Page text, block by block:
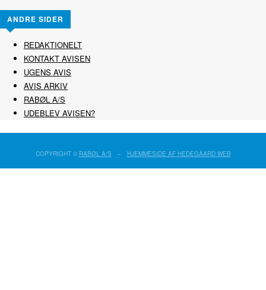
ANDRE SIDER
REDAKTIONELT
KONTAKT AVISEN
UGENS AVIS
AVIS ARKIV
RABØL A/S
UDEBLEV AVISEN?
COPYRIGHT © RABØL A/S – HJEMMESIDE AF HEDEGAARD WEB